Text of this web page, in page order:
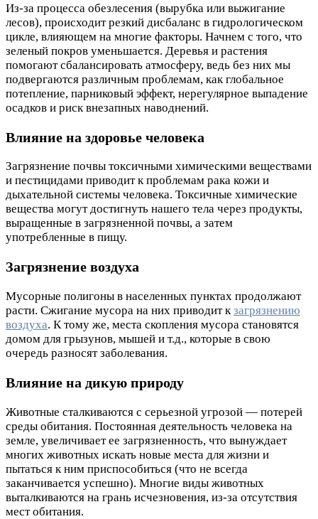
Из-за процесса обезлесения (вырубка или выжигание
лесов), происходит резкий дисбаланс в гидрологическом
цикле, влияющем на многие факторы. Начнем с того, что
зеленый покров уменьшается. Деревья и растения
помогают сбалансировать атмосферу, ведь без них мы
подвергаются различным проблемам, как глобальное
потепление, парниковый эффект, нерегулярное выпадение
осадков и риск внезапных наводнений.
Влияние на здоровье человека
Загрязнение почвы токсичными химическими веществами
и пестицидами приводит к проблемам рака кожи и
дыхательной системы человека. Токсичные химические
вещества могут достигнуть нашего тела через продукты,
выращенные в загрязненной почвы, а затем
употребленные в пищу.
Загрязнение воздуха
Мусорные полигоны в населенных пунктах продолжают
расти. Сжигание мусора на них приводит кзагрязнению
воздуха. К тому же, места скопления мусора становятся
домом для грызунов, мышей и т.д., которые в свою
очередь разносят заболевания.
Влияние на дикую природу
Животные сталкиваются с серьезной угрозой — потерей
среды обитания. Постоянная деятельность человека на
земле, увеличивает ее загрязненность, что вынуждает
многих животных искать новые места для жизни и
пытаться к ним приспособиться (что не всегда
заканчивается успешно). Многие виды животных
выталкиваются на грань исчезновения, из-за отсутствия
мест обитания.